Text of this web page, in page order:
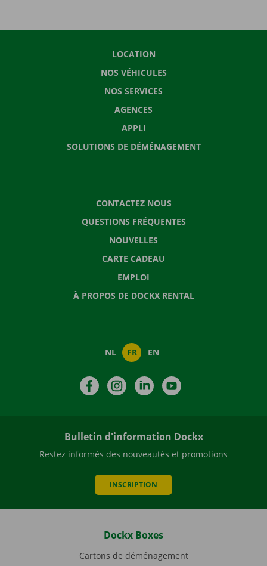
LOCATION
NOS VÉHICULES
NOS SERVICES
AGENCES
APPLI
SOLUTIONS DE DÉMÉNAGEMENT
CONTACTEZ NOUS
QUESTIONS FRÉQUENTES
NOUVELLES
CARTE CADEAU
EMPLOI
À PROPOS DE DOCKX RENTAL
NL FR EN
FacebookInstagramLinkedIn
Bulletin d'information Dockx
Restez informés des nouveautés et promotions
INSCRIPTION
Dockx Boxes
Cartons de déménagement